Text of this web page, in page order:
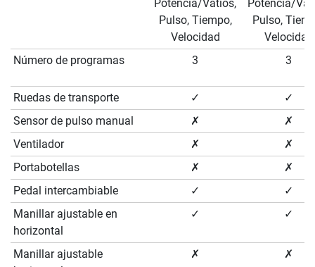
Potencia/Vatios,
Pulso, Tiempo,
Velocidad
Potencia/
Pulso,
Velocidad
Número de programas
3 3
Ruedas de transporte ✓
✓
Sensor de pulso manual
✗
✗
Ventilador
✗
✗
Portabotellas
✗
✗
Pedal intercambiable
✓
✓
Manillar ajustable en
horizontal
✓ ✓
Manillar ajustable
✗ ✗